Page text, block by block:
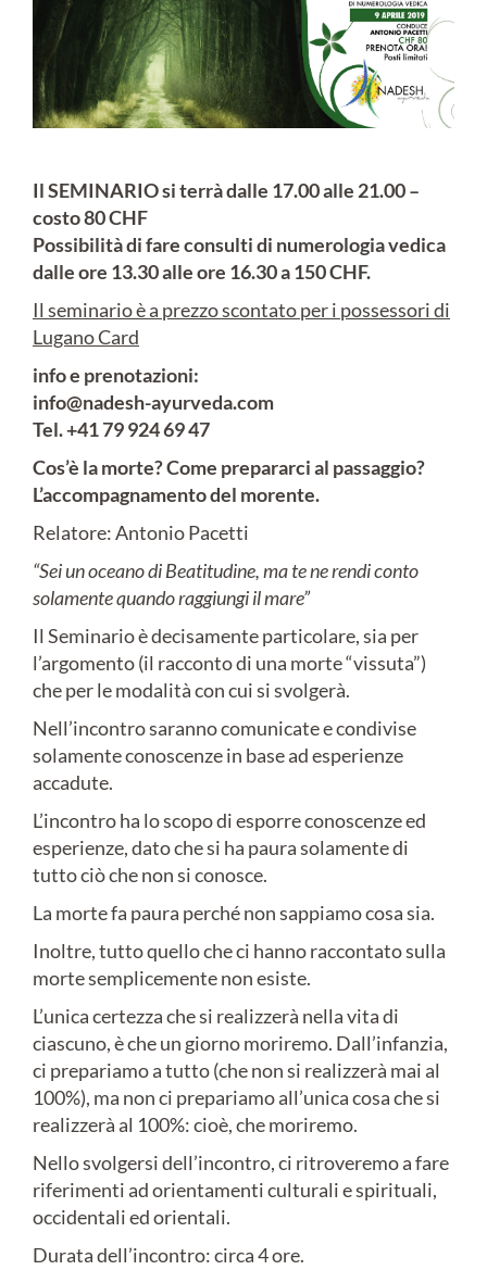
Il SEMINARIO si terrà dalle 17.00 alle 21.00 –
costo 80 CHF
Possibilità di fare consulti di numerologia vedica
dalle ore 13.30 alle ore 16.30 a 150 CHF.
Il seminario è a prezzo scontato per i possessori di
Lugano Card
info e prenotazioni:
info@nadesh-ayurveda.com
Tel. +41 79 924 69 47
Cos’è la morte? Come prepararci al passaggio?
L’accompagnamento del morente.
Relatore: Antonio Pacetti
“Sei un oceano di Beatitudine, ma te ne rendi conto
solamente quando raggiungi il mare”
Il Seminario è decisamente particolare, sia per
l’argomento (il racconto di una morte “vissuta”)
che per le modalità con cui si svolgerà.
Nell’incontro saranno comunicate e condivise
solamente conoscenze in base ad esperienze
accadute.
L’incontro ha lo scopo di esporre conoscenze ed
esperienze, dato che si ha paura solamente di
tutto ciò che non si conosce.
La morte fa paura perché non sappiamo cosa sia.
Inoltre, tutto quello che ci hanno raccontato sulla
morte semplicemente non esiste.
L’unica certezza che si realizzerà nella vita di
ciascuno, è che un giorno moriremo. Dall’infanzia,
ci prepariamo a tutto (che non si realizzerà mai al
100%), ma non ci prepariamo all’unica cosa che si
realizzerà al 100%: cioè, che moriremo.
Nello svolgersi dell’incontro, ci ritroveremo a fare
riferimenti ad orientamenti culturali e spirituali,
occidentali ed orientali.
Durata dell’incontro: circa 4 ore.